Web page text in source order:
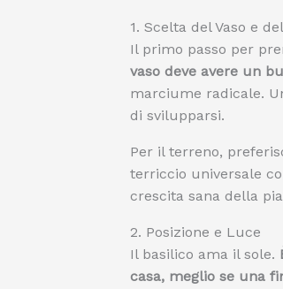
1. Scelta del Vaso e
Il primo passo per
vaso deve avere un
marciume radicale.
di svilupparsi.
Per il terreno,
terriccio universale
crescita sana della
2. Posizione e Luce
Il basilico ama il sole.
casa, meglio se una